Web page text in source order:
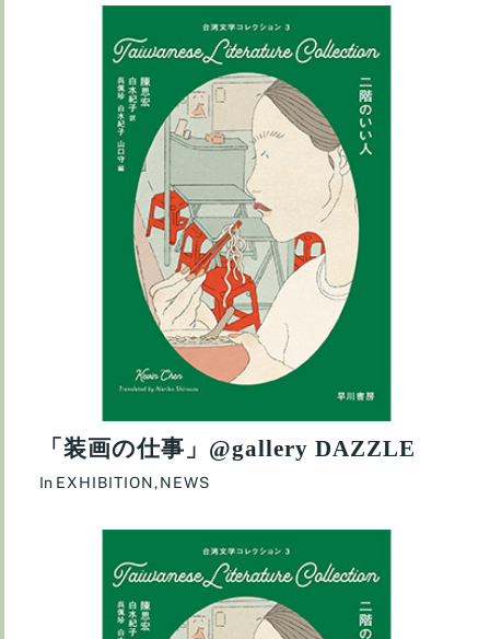
「装画の仕事」@gallery DAZZLE
In EXHIBITION,NEWS